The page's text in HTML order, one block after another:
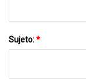
Sujeto:*